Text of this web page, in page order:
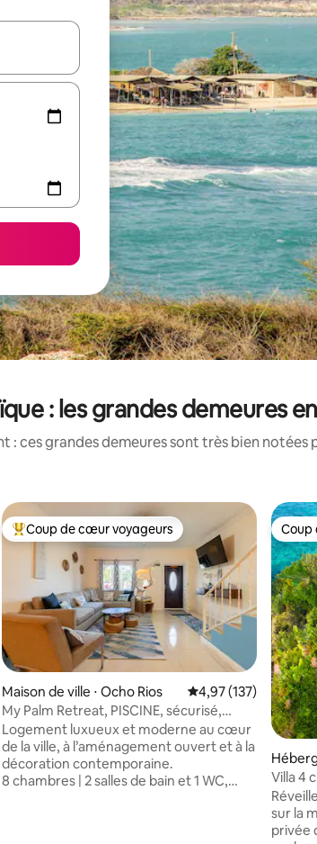
flèches vers le haut et vers le bas pour les
: les grandes demeures
: ces grandes demeures sont très bien
sur la base de 39 commentaires : 4,95 sur 5
Coups de cœur voyageurs les plus appréciés
Coup de cœur voyageurs
Maison de ville ⋅ Ocho Rios Évaluation moyenne
4,97 (137)
My Palm Retreat, PISCINE, sécurisé,
climatisation, lit King Size
Logement luxueux et moderne au cœur
de la ville, à l’aménagement ouvert et à la
décoration contemporaine.
8 chambres | 2 salles de bain et 1 WC,
Coup
Villa 4
chef
sur la
privée